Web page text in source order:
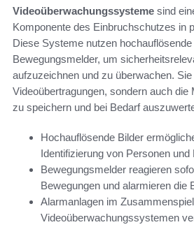
Videoüberwachungssysteme sind
Komponente des Einbruchschutzes in
Diese Systeme nutzen
Bewegungsmelder, um
aufzuzeichnen und zu überwachen.
Videoübertragungen, sondern auch die
zu speichern und bei Bedarf
Hochauflösende Bilder
Identifizierung von Personen und
Bewegungsmelder reagieren
Bewegungen und alarmieren die
Alarmanlagen im
Videoüberwachungssystemen